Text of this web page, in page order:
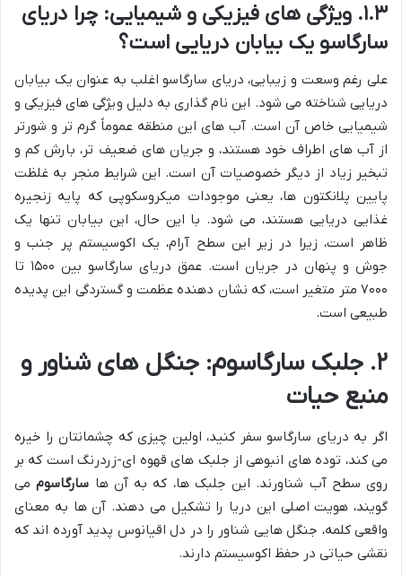
۱.۳. ویژگی های فیزیکی و شیمیایی: چرا دریای
سارگاسو یک بیابان دریایی است؟
علی رغم وسعت و زیبایی، دریای سارگاسو اغلب به عنوان یک بیابان
دریایی شناخته می شود. این نام گذاری به دلیل ویژگی های فیزیکی و
شیمیایی خاص آن است. آب های این منطقه عموماً گرم تر و شورتر
از آب های اطراف خود هستند، و جریان های ضعیف تر، بارش کم و
تبخیر زیاد از دیگر خصوصیات آن است. این شرایط منجر به غلظت
پایین پلانکتون ها، یعنی موجودات میکروسکوپی که پایه زنجیره
غذایی دریایی هستند، می شود. با این حال، این بیابان تنها یک
ظاهر است، زیرا در زیر این سطح آرام، یک اکوسیستم پر جنب و
جوش و پنهان در جریان است. عمق دریای سارگاسو بین ۱۵۰۰ تا
۷۰۰۰ متر متغیر است، که نشان دهنده عظمت و گستردگی این پدیده
طبیعی است.
۲. جلبک سارگاسوم: جنگل های شناور و
منبع حیات
اگر به دریای سارگاسو سفر کنید، اولین چیزی که چشمانتان را خیره
می کند، توده های انبوهی از جلبک های قهوه ای-زردرنگ است که بر
روی سطح آب شناورند. این جلبک ها، که به آن ها سارگاسوممی
گویند، هویت اصلی این دریا را تشکیل می دهند. آن ها به معنای
واقعی کلمه، جنگل هایی شناور را در دل اقیانوس پدید آورده اند که
نقشی حیاتی در حفظ اکوسیستم دارند.